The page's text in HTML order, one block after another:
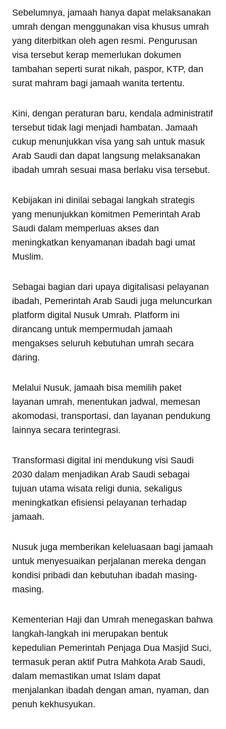
Sebelumnya, jamaah hanya dapat melaksanakan
umrah dengan menggunakan visa khusus umrah
yang diterbitkan oleh agen resmi. Pengurusan
visa tersebut kerap memerlukan dokumen
tambahan seperti surat nikah, paspor, KTP, dan
surat mahram bagi jamaah wanita tertentu.
Kini, dengan peraturan baru, kendala administratif
tersebut tidak lagi menjadi hambatan. Jamaah
cukup menunjukkan visa yang sah untuk masuk
Arab Saudi dan dapat langsung melaksanakan
ibadah umrah sesuai masa berlaku visa tersebut.
Kebijakan ini dinilai sebagai langkah strategis
yang menunjukkan komitmen Pemerintah Arab
Saudi dalam memperluas akses dan
meningkatkan kenyamanan ibadah bagi umat
Muslim.
Sebagai bagian dari upaya digitalisasi pelayanan
ibadah, Pemerintah Arab Saudi juga meluncurkan
platform digital Nusuk Umrah. Platform ini
dirancang untuk mempermudah jamaah
mengakses seluruh kebutuhan umrah secara
daring.
Melalui Nusuk, jamaah bisa memilih paket
layanan umrah, menentukan jadwal, memesan
akomodasi, transportasi, dan layanan pendukung
lainnya secara terintegrasi.
Transformasi digital ini mendukung visi Saudi
2030 dalam menjadikan Arab Saudi sebagai
tujuan utama wisata religi dunia, sekaligus
meningkatkan efisiensi pelayanan terhadap
jamaah.
Nusuk juga memberikan keleluasaan bagi jamaah
untuk menyesuaikan perjalanan mereka dengan
kondisi pribadi dan kebutuhan ibadah masing-
masing.
Kementerian Haji dan Umrah menegaskan bahwa
langkah-langkah ini merupakan bentuk
kepedulian Pemerintah Penjaga Dua Masjid Suci,
termasuk peran aktif Putra Mahkota Arab Saudi,
dalam memastikan umat Islam dapat
menjalankan ibadah dengan aman, nyaman, dan
penuh kekhusyukan.